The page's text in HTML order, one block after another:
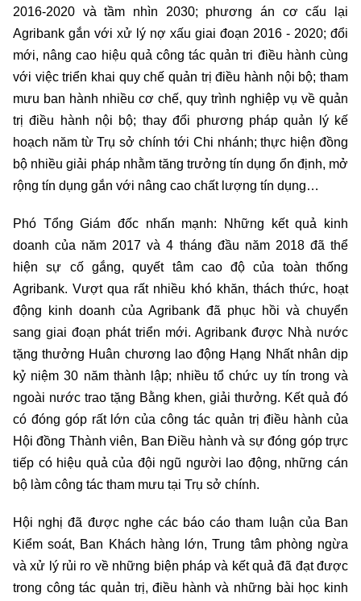
2016-2020 và tầm nhìn 2030; phương án cơ cấu lại
Agribank gắn với xử lý nợ xấu giai đoạn 2016 - 2020; đổi
mới, nâng cao hiệu quả công tác quản tri điều hành cùng
với việc triển khai quy chế quản trị điều hành nội bộ; tham
mưu ban hành nhiều cơ chế, quy trình nghiệp vụ về quản
trị điều hành nội bộ; thay đổi phương pháp quản lý kế
hoạch năm từ Trụ sở chính tới Chi nhánh; thực hiện đồng
bộ nhiều giải pháp nhằm tăng trưởng tín dụng ổn định, mở
rộng tín dụng gắn với nâng cao chất lượng tín dụng…
Phó Tổng Giám đốc nhấn mạnh: Những kết quả kinh
doanh của năm 2017 và 4 tháng đầu năm 2018 đã thể
hiện sự cố gắng, quyết tâm cao độ của toàn thống
Agribank. Vượt qua rất nhiều khó khăn, thách thức, hoạt
động kinh doanh của Agribank đã phục hồi và chuyển
sang giai đoạn phát triển mới. Agribank được Nhà nước
tặng thưởng Huân chương lao động Hạng Nhất nhân dịp
kỷ niệm 30 năm thành lập; nhiều tổ chức uy tín trong và
ngoài nước trao tặng Bằng khen, giải thưởng. Kết quả đó
có đóng góp rất lớn của công tác quản trị điều hành của
Hội đồng Thành viên, Ban Điều hành và sự đóng góp trực
tiếp có hiệu quả của đội ngũ người lao động, những cán
bộ làm công tác tham mưu tại Trụ sở chính.
Hội nghị đã được nghe các báo cáo tham luận của Ban
Kiểm soát, Ban Khách hàng lớn, Trung tâm phòng ngừa
và xử lý rủi ro về những biện pháp và kết quả đã đạt được
trong công tác quản trị, điều hành và những bài học kinh